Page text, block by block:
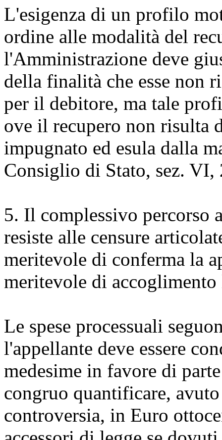
L'esigenza di un profilo
ordine alle modalità del
l'Amministrazione deve
della finalità che esse non
per il debitore, ma tale
ove il recupero non risulta
impugnato ed esula dalla
Consiglio di Stato, sez. VI,
5. Il complessivo
resiste alle censure
meritevole di conferma la
meritevole di
Le spese processuali
l'appellante deve essere
medesime in favore di
congruo quantificare,
controversia, in Euro